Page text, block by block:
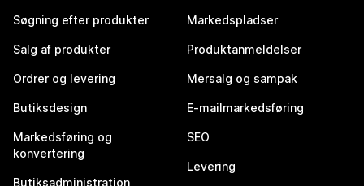
Søgning efter produkter
Salg af produkter
Ordrer og levering
Butiksdesign
Markedsføring og
konvertering
Butiksadministration
Markedspladser
Produktanmeldelser
Mersalg og sampak
E-mailmarkedsføring
SEO
Levering